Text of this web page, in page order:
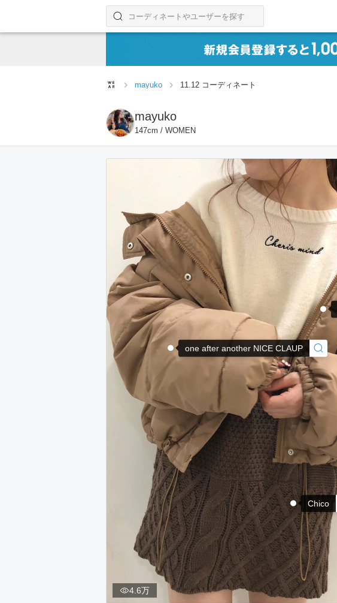
コーディネートやユーザーを探す
検索する
mayuko 11.12 コーディネート
mayuko
147cm / WOMEN
one after another NICE CLAUP
Chico
4.6万